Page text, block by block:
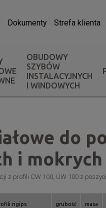
Dokumenty Strefa klienta
OBUDOWY
SZYBÓW
INSTALACYJNYCH
I WINDOWYCH
do
i mokrych
z profili CW 100, UW 100 z
rigips grubość masa